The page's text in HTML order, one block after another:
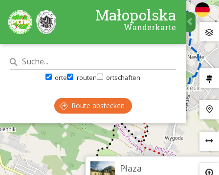
×
Płaza
Małopolska
Wanderkarte
orte routen ortschaften
Route abstecken